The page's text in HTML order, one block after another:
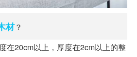
材？
在20cm以上，厚度在2cm以上的整